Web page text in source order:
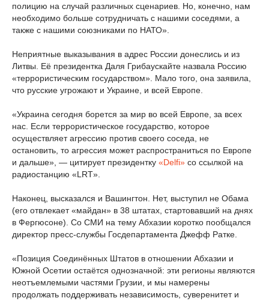
полицию на случай различных сценариев. Но, конечно, нам
необходимо больше сотрудничать с нашими соседями, а
также с нашими союзниками по НАТО».
Неприятные выказывания в адрес России донеслись и из
Литвы. Её президентка Даля Грибаускайте назвала Россию
«террористическим государством». Мало того, она заявила,
что русские угрожают и Украине, и всей Европе.
«Украина сегодня борется за мир во всей Европе, за всех
нас. Если террористическое государство, которое
осуществляет агрессию против своего соседа, не
остановить, то агрессия может распространиться по Европе
и дальше», — цитирует президентку «Delfi» со ссылкой на
радиостанцию «LRT».
Наконец, высказался и Вашингтон. Нет, выступил не Обама
(его отвлекает «майдан» в 38 штатах, стартовавший на днях
в Фергюсоне). Со СМИ на тему Абхазии коротко пообщался
директор пресс-службы Госдепартамента Джефф Ратке.
«Позиция Соединённых Штатов в отношении Абхазии и
Южной Осетии остаётся однозначной: эти регионы являются
неотъемлемыми частями Грузии, и мы намерены
продолжать поддерживать независимость, суверенитет и